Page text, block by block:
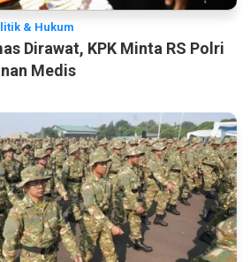
& Hukum
Dirawat, KPK Minta RS Polri
Medis